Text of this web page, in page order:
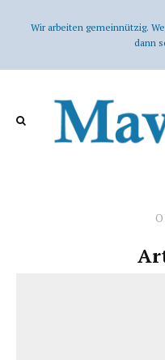
Wir arbeiten gemeinnützig.
dann